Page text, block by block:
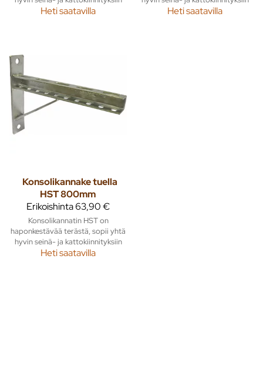
Heti saatavilla Heti saatavilla
Konsolikannake tuella
HST 800mm
Erikoishinta63,90 €
Konsolikannatin HST on
haponkestävää terästä, sopii yhtä
hyvin seinä- ja kattokiinnityksiin
Heti saatavilla